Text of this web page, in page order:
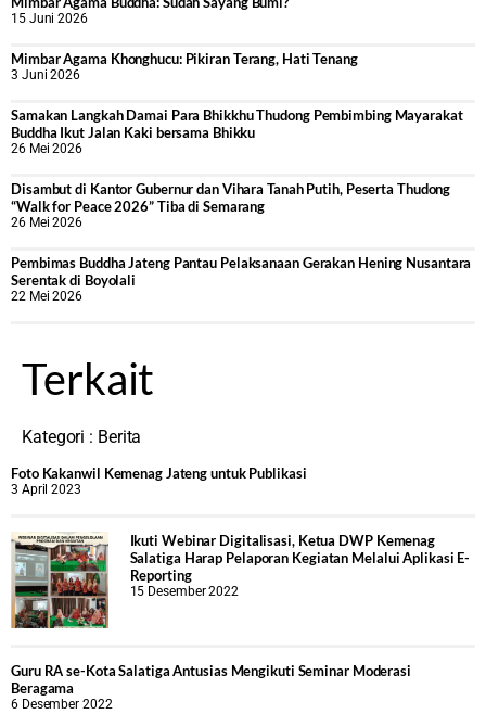
15 Juni 2026
Mimbar Agama Khonghucu: Pikiran Terang, Hati Tenang
3 Juni 2026
Samakan Langkah Damai Para Bhikkhu Thudong Pembimbing Mayarakat
Buddha Ikut Jalan Kaki bersama Bhikku
26 Mei 2026
Disambut di Kantor Gubernur dan Vihara Tanah Putih, Peserta Thudong
“Walk for Peace 2026” Tiba di Semarang
26 Mei 2026
‎Pembimas Buddha Jateng Pantau Pelaksanaan Gerakan Hening Nusantara
Serentak di Boyolali
22 Mei 2026
Terkait
Kategori : Berita
Foto Kakanwil Kemenag Jateng untuk Publikasi
3 April 2023
Ikuti Webinar Digitalisasi, Ketua DWP Kemenag
Salatiga Harap Pelaporan Kegiatan Melalui Aplikasi E-
Reporting
15 Desember 2022
Guru RA se-Kota Salatiga Antusias Mengikuti Seminar Moderasi
Beragama
6 Desember 2022